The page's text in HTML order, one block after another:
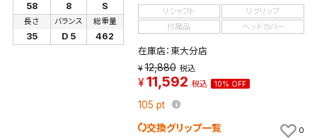
58 8 S
長さ
35
バランス
D 5
総重量
462
リシャフト
リグリップ
付属品
ヘッドカバー
在庫店：東大分店
12,880 税込
11,592 税込 10% OFF
105 pt
交換グリップ一覧 0